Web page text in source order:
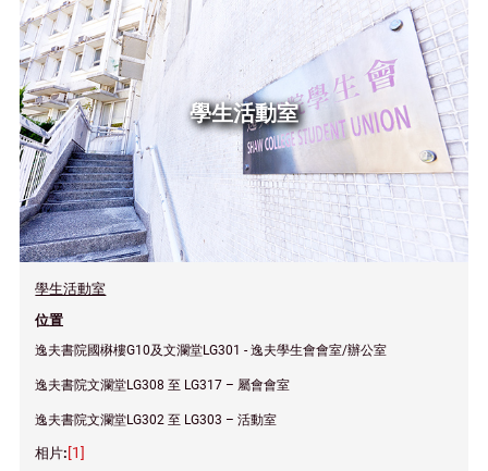
學生活動室
學生活動室
位置
逸夫書院國楙樓G10及文瀾堂LG301 - 逸夫學生會會室/辦公室
逸夫書院文瀾堂LG308 至 LG317 – 屬會會室
逸夫書院文瀾堂LG302 至 LG303 – 活動室
[1]